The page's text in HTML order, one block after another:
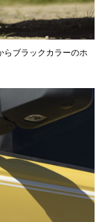
ブラックカラーのホ